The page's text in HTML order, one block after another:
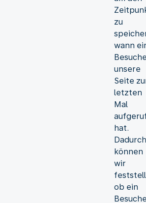
zu
wann
unsere
Seite
letzten
Mal
hat.
Dadurch
können
wir
ob ein